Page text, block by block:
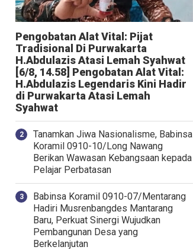
Pengobatan Alat Vital: Pijat
Tradisional Di Purwakarta
H.Abdulazis Atasi Lemah Syahwat
[6/8, 14.58] Pengobatan Alat Vital:
H.Abdulazis Legendaris Kini Hadir
di Purwakarta Atasi Lemah
Syahwat
Tanamkan Jiwa Nasionalisme, Babinsa
Koramil 0910-10/Long Nawang
Berikan Wawasan Kebangsaan kepada
Pelajar Perbatasan
Babinsa Koramil 0910-07/Mentarang
Hadiri Musrenbangdes Mantarang
Baru, Perkuat Sinergi Wujudkan
Pembangunan Desa yang
Berkelanjutan